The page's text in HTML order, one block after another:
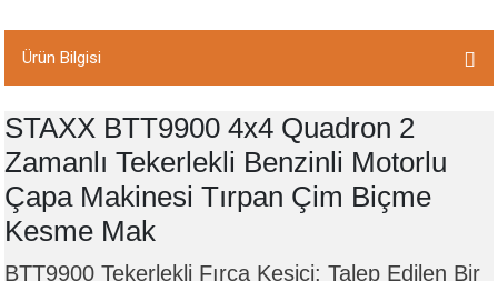
Ürün Bilgisi
STAXX BTT9900 4x4 Quadron 2
Zamanlı Tekerlekli Benzinli Motorlu
Çapa Makinesi Tırpan Çim Biçme
Kesme Mak
BTT9900 Tekerlekli Fırça Kesici: Talep Edilen Bir